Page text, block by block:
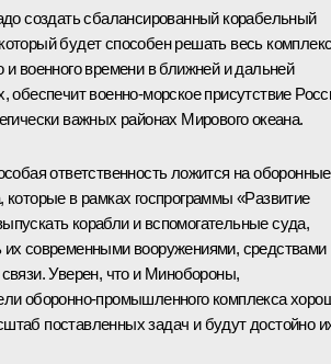
создать сбалансированный корабельный
будет способен решать весь
и военного времени в ближней и дальней
обеспечит военно-морское присутствие
важных районах Мирового океана.
ответственность ложится на оборонные
которые в рамках госпрограммы «Развитие
корабли и вспомогательные суда,
их современными вооружениями, средствами
Уверен, что и Минобороны,
оборонно-промышленного комплекса
поставленных задач и будут достойно